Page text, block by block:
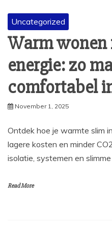
Uncategorized
Warm
energie: zo
comfortabel
November 1, 2025
Ontdek hoe je warmte slim
lagere kosten en minder
isolatie, systemen en slimme
Read More